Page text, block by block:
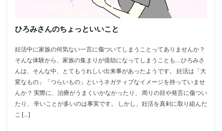
ひろみさんのちょっといいこと
妊活中に家族の何気ない一言に傷ついてしまうことってありませんか？
そんな体験から、家族の集まりが億劫になってしまうことも… ひろみさ
んは、そんな中、とてもうれしい出来事があったようです。 妊活は「大
変なもの」「つらいもの」というネガティブなイメージを持っていませ
んか？ 実際に、治療がうまくいかなかったり、 周りの目や発言に傷つい
たり、 辛いことが多いのは事実です。 しかし、妊活を真剣に取り組んだ
こ […]